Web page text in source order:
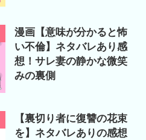
漫画【意味が分かると怖
い不倫】ネタバレあり感
想！サレ妻の静かな微笑
みの裏側
【裏切り者に復讐の花束
を】ネタバレありの感想